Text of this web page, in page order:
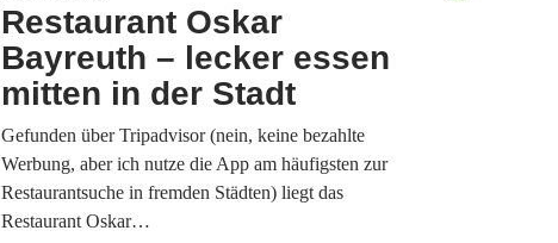
Restaurant Oskar
Bayreuth – lecker essen
mitten in der Stadt
Gefunden über Tripadvisor (nein, keine bezahlte
Werbung, aber ich nutze die App am häufigsten zur
Restaurantsuche in fremden Städten) liegt das
Restaurant Oskar…